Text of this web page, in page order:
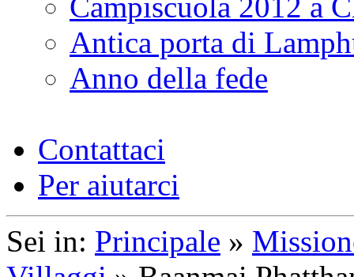
Antica porta di
Anno della fede
Contattaci
Per aiutarci
Sei in: Principale »